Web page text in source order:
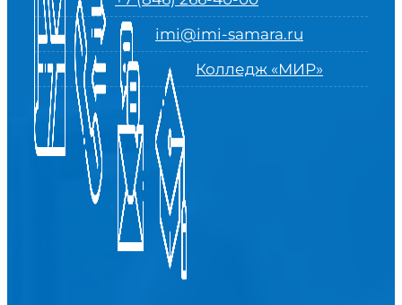
imi@imi-samara.ru
Колледж «МИР»